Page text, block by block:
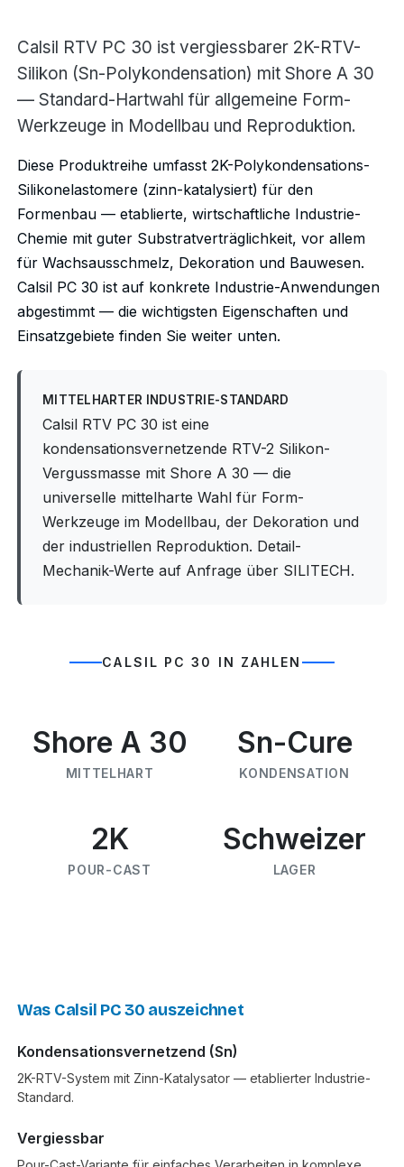
Calsil RTV PC 30 ist vergiessbarer 2K-RTV-
Silikon (Sn-Polykondensation) mit Shore A 30
— Standard-Hartwahl für allgemeine Form-
Werkzeuge in Modellbau und Reproduktion.
Diese Produktreihe umfasst 2K-Polykondensations-
Silikonelastomere (zinn-katalysiert) für den
Formenbau — etablierte, wirtschaftliche Industrie-
Chemie mit guter Substratverträglichkeit, vor allem
für Wachsausschmelz, Dekoration und Bauwesen.
Calsil PC 30 ist auf konkrete Industrie-Anwendungen
abgestimmt — die wichtigsten Eigenschaften und
Einsatzgebiete finden Sie weiter unten.
MITTELHARTER INDUSTRIE-STANDARD
Calsil RTV PC 30 ist eine
kondensationsvernetzende RTV-2 Silikon-
Vergussmasse mit Shore A 30 — die
universelle mittelharte Wahl für Form-
Werkzeuge im Modellbau, der Dekoration und
der industriellen Reproduktion. Detail-
Mechanik-Werte auf Anfrage über SILITECH.
CALSIL PC 30 IN ZAHLEN
Shore A 30
MITTELHART
Sn-Cure
KONDENSATION
2K
POUR-CAST
Schweizer
LAGER
Was Calsil PC 30 auszeichnet
Kondensationsvernetzend (Sn)
2K-RTV-System mit Zinn-Katalysator — etablierter Industrie-
Standard.
Vergiessbar